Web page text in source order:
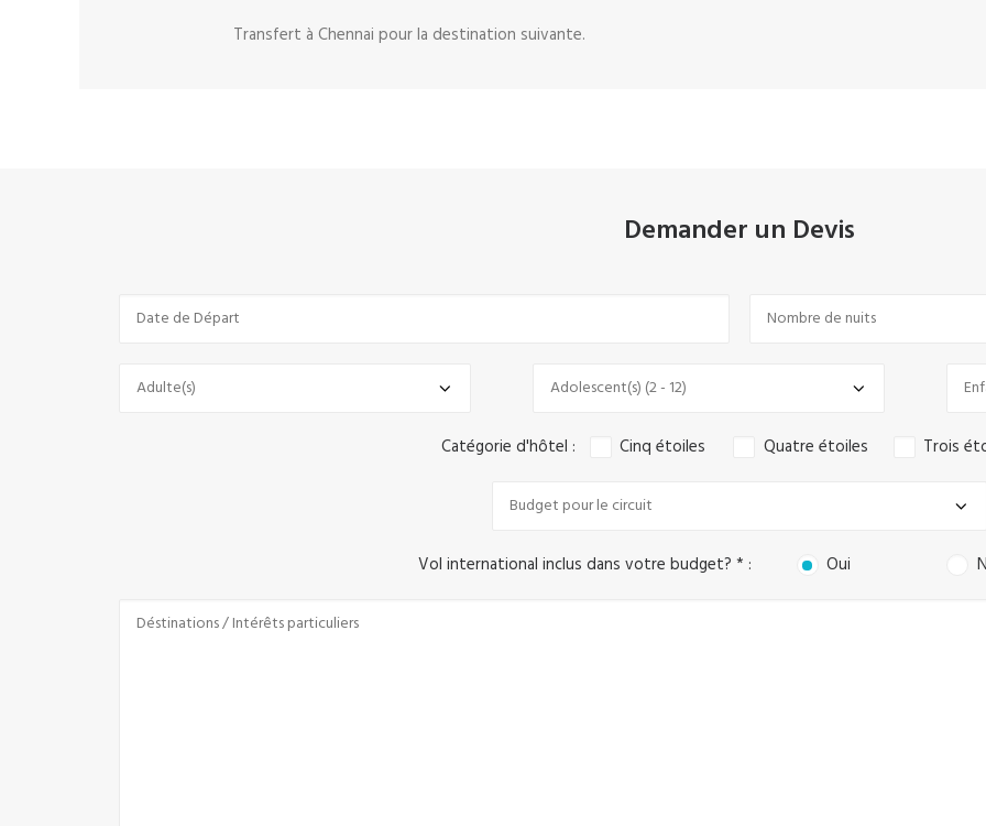
Transfert à Chennai pour la destination suivante.
Demander un Devis
Catégorie d'hôtel : Cinq étoiles Quatre étoiles Trois
Vol international inclus dans votre budget? * : Oui